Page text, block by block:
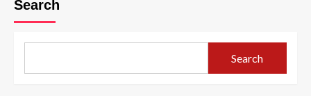
Search
Search